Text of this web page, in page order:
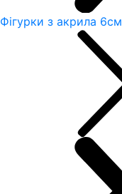
Фігурки з акрила 6см